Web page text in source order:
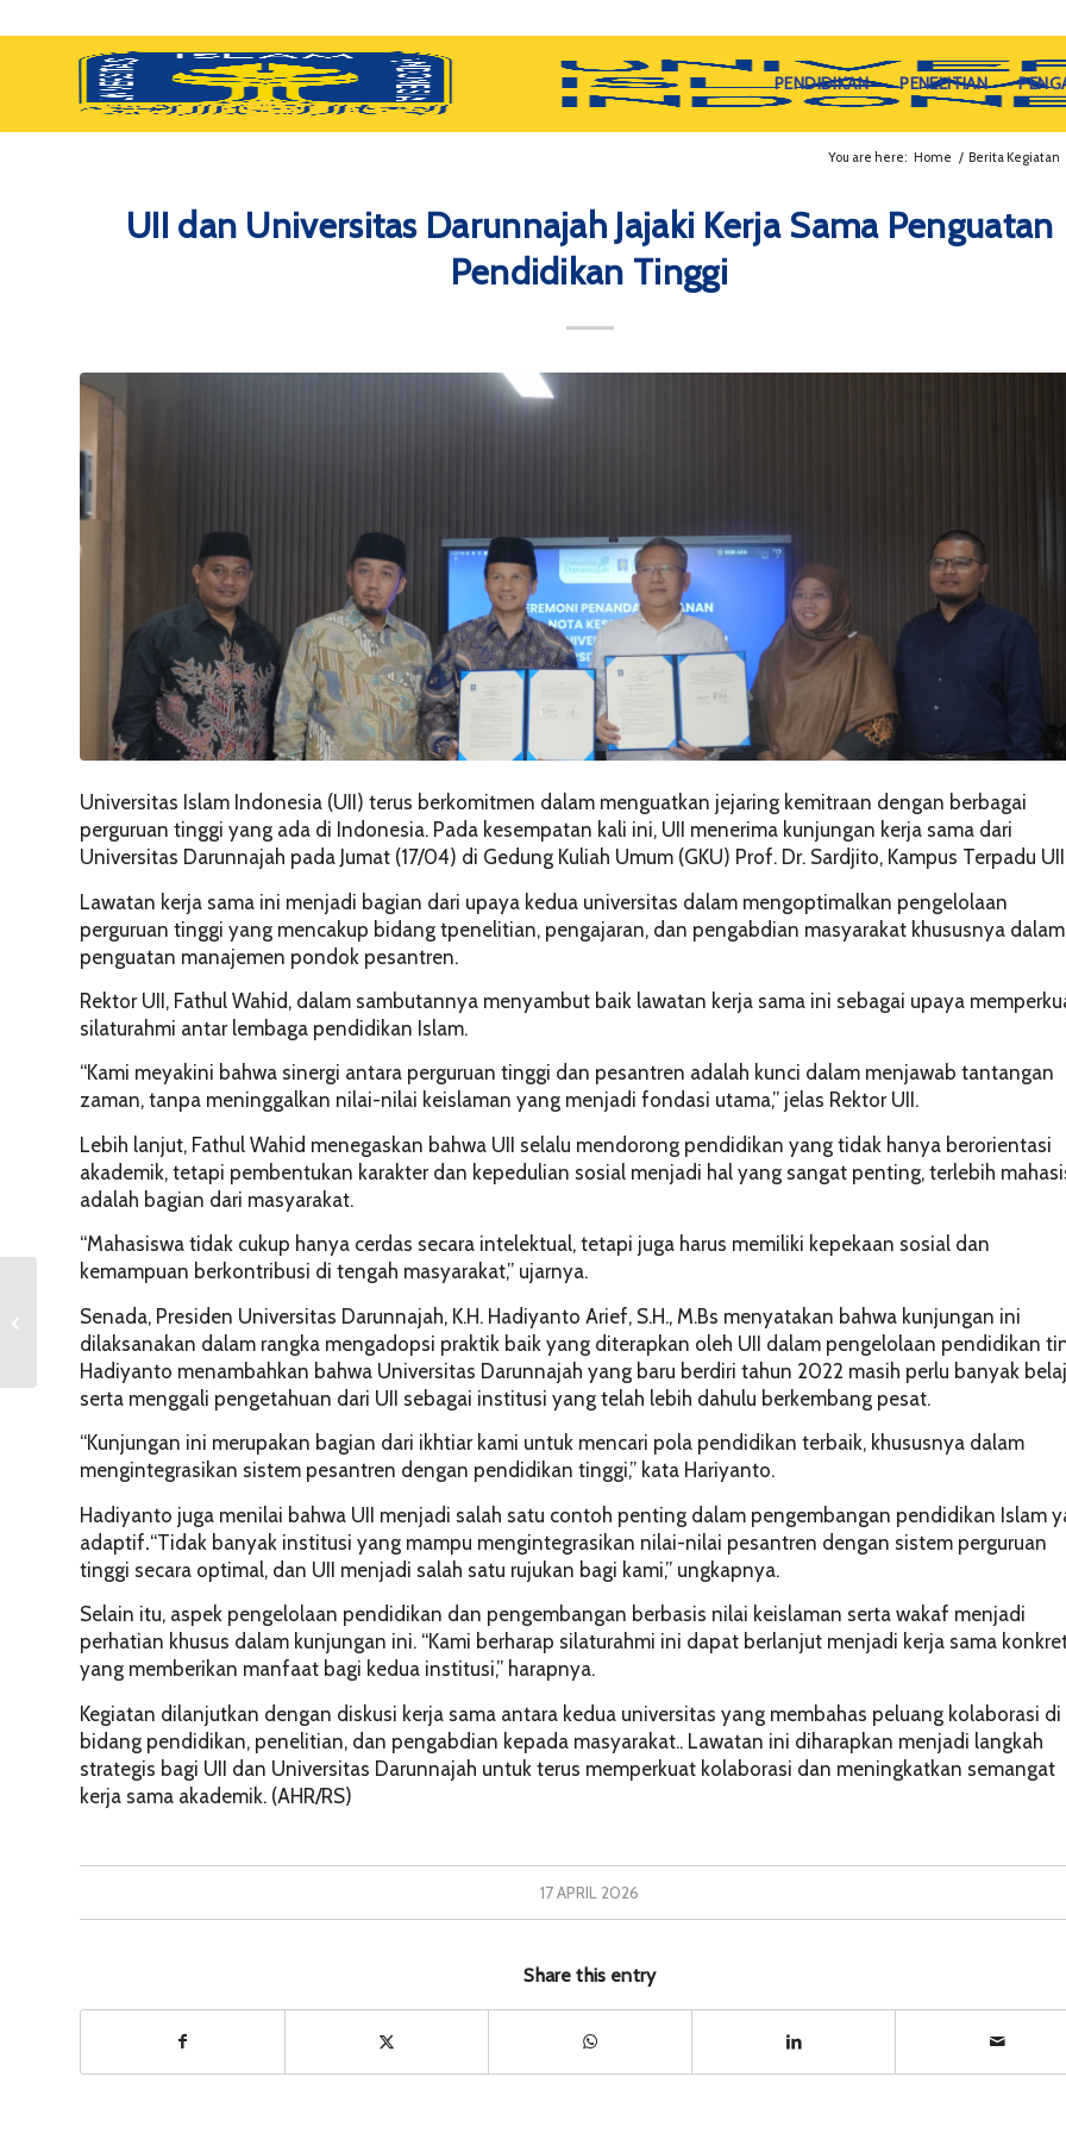
PENDIDIKAN PENELITIAN
You are here: Home / Berita Kegiatan
UII dan Universitas Darunnajah Jajaki Kerja Sama Penguatan
Pendidikan Tinggi
Universitas Islam Indonesia (UII) terus berkomitmen dalam menguatkan jejaring kemitraan dengan berbagai
perguruan tinggi yang ada di Indonesia. Pada kesempatan kali ini, UII menerima kunjungan kerja sama dari
Universitas Darunnajah pada Jumat (17/04) di Gedung Kuliah Umum (GKU) Prof. Dr. Sardjito, Kampus Terpadu
Lawatan kerja sama ini menjadi bagian dari upaya kedua universitas dalam mengoptimalkan pengelolaan
perguruan tinggi yang mencakup bidang tpenelitian, pengajaran, dan pengabdian masyarakat khususnya dalam
penguatan manajemen pondok pesantren.
Rektor UII, Fathul Wahid, dalam sambutannya menyambut baik lawatan kerja sama ini sebagai upaya
silaturahmi antar lembaga pendidikan Islam.
“Kami meyakini bahwa sinergi antara perguruan tinggi dan pesantren adalah kunci dalam menjawab tantangan
zaman, tanpa meninggalkan nilai-nilai keislaman yang menjadi fondasi utama,” jelas Rektor UII.
Lebih lanjut, Fathul Wahid menegaskan bahwa UII selalu mendorong pendidikan yang tidak hanya berorientasi
akademik, tetapi pembentukan karakter dan kepedulian sosial menjadi hal yang sangat penting, terlebih
adalah bagian dari masyarakat.
“Mahasiswa tidak cukup hanya cerdas secara intelektual, tetapi juga harus memiliki kepekaan sosial dan
kemampuan berkontribusi di tengah masyarakat,” ujarnya.
Senada, Presiden Universitas Darunnajah, K.H. Hadiyanto Arief, S.H., M.Bs menyatakan bahwa kunjungan ini
dilaksanakan dalam rangka mengadopsi praktik baik yang diterapkan oleh UII dalam pengelolaan pendidikan
Hadiyanto menambahkan bahwa Universitas Darunnajah yang baru berdiri tahun 2022 masih perlu banyak
serta menggali pengetahuan dari UII sebagai institusi yang telah lebih dahulu berkembang pesat.
“Kunjungan ini merupakan bagian dari ikhtiar kami untuk mencari pola pendidikan terbaik, khususnya dalam
mengintegrasikan sistem pesantren dengan pendidikan tinggi,” kata Hariyanto.
Hadiyanto juga menilai bahwa UII menjadi salah satu contoh penting dalam pengembangan pendidikan Islam
adaptif.“Tidak banyak institusi yang mampu mengintegrasikan nilai-nilai pesantren dengan sistem perguruan
tinggi secara optimal, dan UII menjadi salah satu rujukan bagi kami,” ungkapnya.
Selain itu, aspek pengelolaan pendidikan dan pengembangan berbasis nilai keislaman serta wakaf menjadi
perhatian khusus dalam kunjungan ini. “Kami berharap silaturahmi ini dapat berlanjut menjadi kerja sama
yang memberikan manfaat bagi kedua institusi,” harapnya.
Kegiatan dilanjutkan dengan diskusi kerja sama antara kedua universitas yang membahas peluang kolaborasi di
bidang pendidikan, penelitian, dan pengabdian kepada masyarakat.. Lawatan ini diharapkan menjadi langkah
strategis bagi UII dan Universitas Darunnajah untuk terus memperkuat kolaborasi dan meningkatkan semangat
kerja sama akademik. (AHR/RS)
17 APRIL 2026
Share this entry
Prodi Hukum Keluarga
FIAI UII Gelar FGD
Evaluasi Kerjasama
Antara Badilag MA...